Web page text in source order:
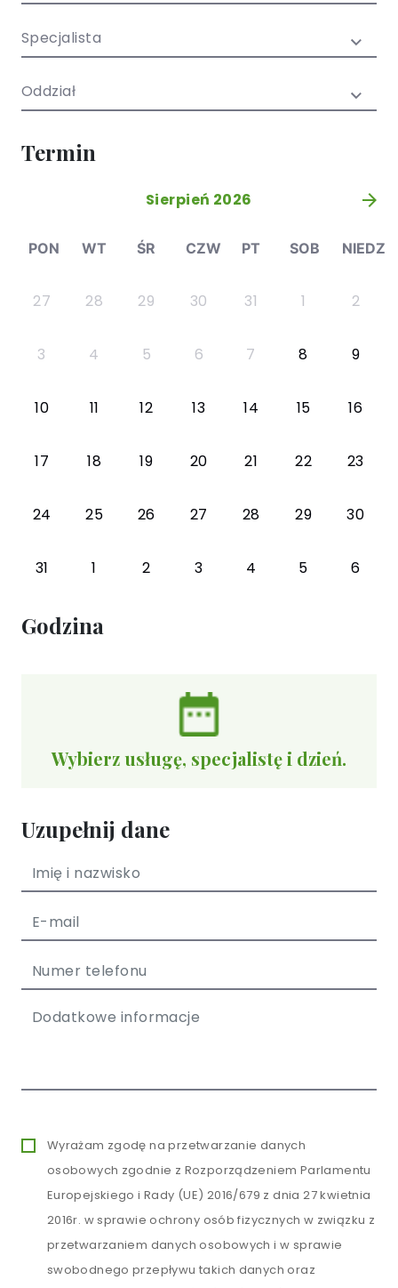
młodzieży
Specjalista
Oddział
Termin
Sierpień 2026 »
PON WT ŚR CZW PT SOB NIEDZ
27 28 29 30 31 1 2
3 4 5 6 7 8 9
10 11 12 13 14 15 16
17 18 19 20 21 22 23
24 25 26 27 28 29 30
31 1 2 3 4 5 6
Godzina
Wybierz usługę, specjalistę i dzień.
Uzupełnij dane
Wyrażam zgodę na przetwarzanie danych
osobowych zgodnie z Rozporządzeniem Parlamentu
Europejskiego i Rady (UE) 2016/679 z dnia 27 kwietnia
2016r. w sprawie ochrony osób fizycznych w związku z
przetwarzaniem danych osobowych i w sprawie
swobodnego przepływu takich danych oraz